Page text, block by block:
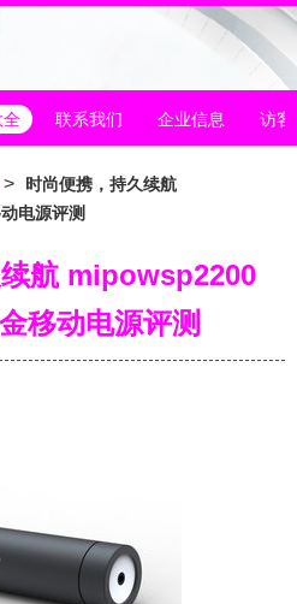
全 联系我们 企业信息 访客
>
时尚便携，持久续航
电源评测
航 mipowsp2200
移动电源评测